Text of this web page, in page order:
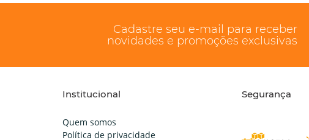
Cadastre seu e-mail para receber
novidades e promoções exclusivas
Institucional
Quem somos
Política de privacidade
Segurança